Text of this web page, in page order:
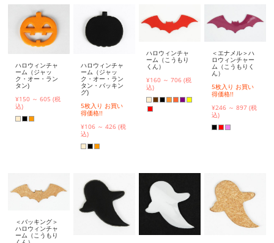
ハロウィンチャ
ーム（ジャッ
ク・オー・ラン
タン)
¥150 ～ 605 (税
込)
ハロウィンチャ
ーム（ジャッ
ク・オー・ラン
タン・バッキン
グ)
5枚入り お買い
得価格!!
¥106 ～ 426 (税
込)
ハロウィンチャ
ーム（こうもり
くん）
¥160 ～ 706 (税
込)
＜エナメル＞ハ
ロウィンチャー
ム（こうもりく
ん）
5枚入り お買い
得価格!!
¥246 ～ 897 (税
込)
＜バッキング＞
ハロウィンチャ
ーム（こうもり